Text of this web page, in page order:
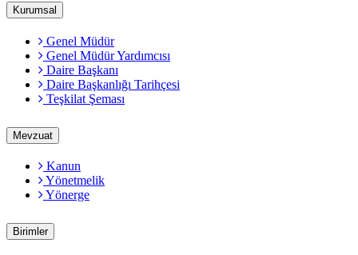
Kurumsal
Genel Müdür
Genel Müdür Yardımcısı
Daire Başkanı
Daire Başkanlığı Tarihçesi
Teşkilat Şeması
Mevzuat
Kanun
Yönetmelik
Yönerge
Birimler